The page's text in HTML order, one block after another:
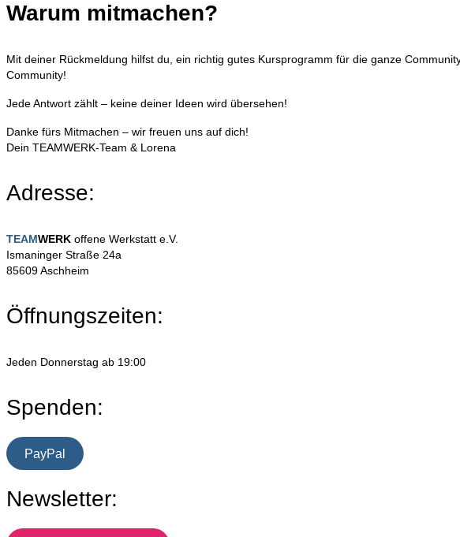
Warum mitmachen?
Mit deiner Rückmeldung hilfst du, ein richtig gutes Kursprogramm für die ganze
Community!
Jede Antwort zählt – keine deiner Ideen wird übersehen!
Danke fürs Mitmachen – wir freuen uns auf dich!
Dein TEAMWERK-Team & Lorena
Adresse:
TEAMWERK offene Werkstatt e.V.
Ismaninger Straße 24a
85609 Aschheim
Öffnungszeiten:
Jeden Donnerstag ab 19:00
Spenden:
PayPal
Newsletter: